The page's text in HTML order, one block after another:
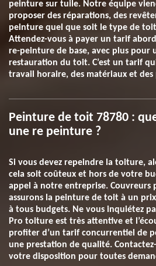
peinture sur tuile. Notre équipe
proposer des réparations, des
peinture quel que soit le type de
Attendez-vous à payer un tarif
re-peinture de base, avec plus pour
restauration du toit. C’est un tarif
travail horaire, des matériaux et
Peinture de toit 78780 :
une re peinture ?
Si vous devez repeindre la toiture,
cela soit coûteux et hors de votre
appel à notre entreprise. Couvreurs
assurons la peinture de toit à un
à tous budgets. Ne vous inquiétez
Pro toiture est très attentive et
profiter d’un tarif concurrentiel de
une prestation de qualité.
votre disposition pour toutes